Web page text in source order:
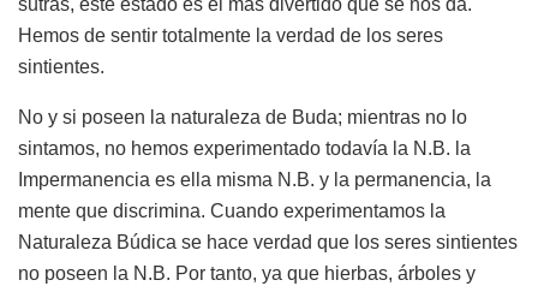
Hemos de sentir totalmente la verdad de los seres
sintientes.
No y si poseen la naturaleza de Buda; mientras no lo
sintamos, no hemos experimentado todavía la N.B. la
Impermanencia es ella misma N.B. y la permanencia, la
mente que discrimina. Cuando experimentamos la
Naturaleza Búdica se hace verdad que los seres sintientes
no poseen la N.B. Por tanto, ya que hierbas, árboles y